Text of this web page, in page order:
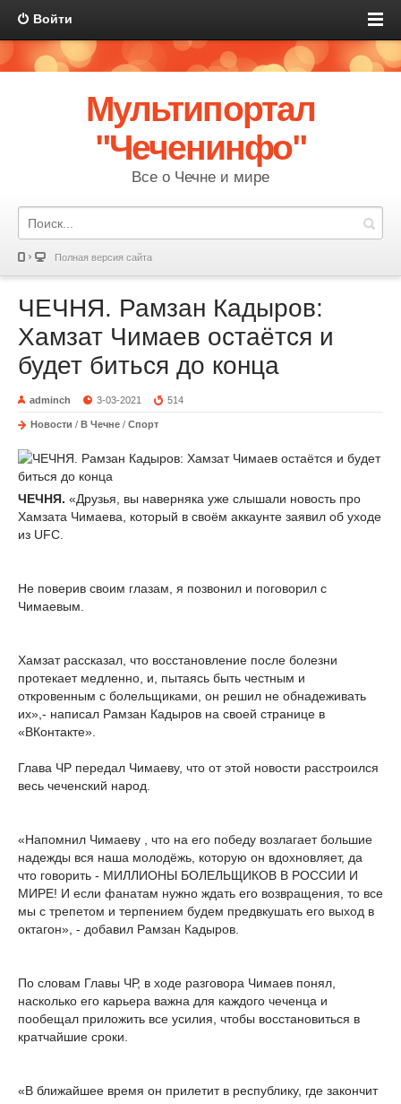
Войти
Мультипортал
"Чеченинфо"
Все о Чечне и мире
Полная версия сайта
ЧЕЧНЯ. Рамзан Кадыров:
Хамзат Чимаев остаётся и
будет биться до конца
adminch 3-03-2021 514
Новости / В Чечне / Спорт
ЧЕЧНЯ. «Друзья, вы наверняка уже слышали новость про
Хамзата Чимаева, который в своём аккаунте заявил об уходе
из UFC.
Не поверив своим глазам, я позвонил и поговорил с
Чимаевым.
Хамзат рассказал, что восстановление после болезни
протекает медленно, и, пытаясь быть честным и
откровенным с болельщиками, он решил не обнадеживать
их»,- написал Рамзан Кадыров на своей странице в
«ВКонтакте».
Глава ЧР передал Чимаеву, что от этой новости расстроился
весь чеченский народ.
«Напомнил Чимаеву , что на его победу возлагает большие
надежды вся наша молодёжь, которую он вдохновляет, да
что говорить - МИЛЛИОНЫ БОЛЕЛЬЩИКОВ В РОССИИ И
МИРЕ! И если фанатам нужно ждать его возвращения, то все
мы с трепетом и терпением будем предвкушать его выход в
октагон», - добавил Рамзан Кадыров.
По словам Главы ЧР, в ходе разговора Чимаев понял,
насколько его карьера важна для каждого чеченца и
пообещал приложить все усилия, чтобы восстановиться в
кратчайшие сроки.
«В ближайшее время он прилетит в республику, где закончит